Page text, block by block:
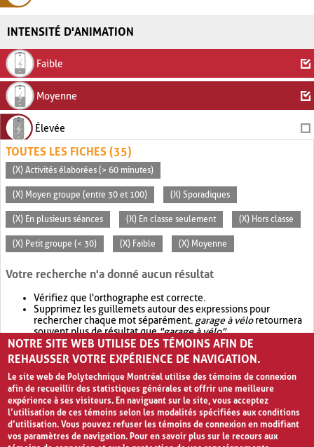
INTENSITÉ D'ANIMATION
Faible
Moyenne
Élevée
TOUTES LES FICHES (35)
(X) Activités élaborées (> 60 minutes)
(X) Moyen groupe (entre 30 et 100) (X) Sporadiques
(X) En plusieurs séances (X) En classe seulement (X) Hors classe
(X) Petit groupe (< 30) (X) Faible (X) Moyenne
Votre recherche n'a donné aucun résultat
Vérifiez que l'orthographe est correcte.
Supprimez les guillemets autour des expressions pour
rechercher chaque mot séparément. garage à véloretournera
souvent plus de résultat que"garage à vélo".
Envisagez d'élargir votre recherche avec OR.garage OR vélo
retournera souvent plus de résultat quegarage à vélo
NOTRE SITE WEB UTILISE DES TÉMOINS AFIN DE
REHAUSSER VOTRE EXPÉRIENCE DE NAVIGATION.
Le site web de Polytechnique Montréal utilise des témoins de connexion
afin de recueillir des statistiques générales et offrir une meilleure
expérience à ses visiteurs. En naviguant sur le site, vous acceptez
l’utilisation de ces témoins selon les modalités spécifiées aux conditions
d’utilisation. Vous pouvez refuser les témoins de connexion en modifiant
vos paramètres de navigation. Pour en savoir plus sur le recours aux